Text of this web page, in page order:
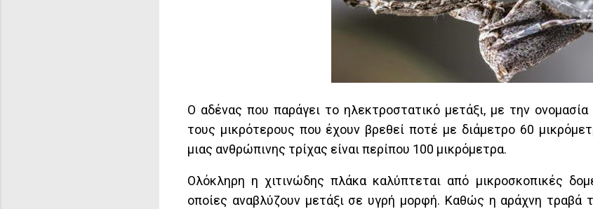
Ο αδένας που παράγει το ηλεκτροστατικό μετάξι, με την ονομασία
τους μικρότερους που έχουν βρεθεί ποτέ με διάμετρο 60
μιας ανθρώπινης τρίχας είναι περίπου 100 μικρόμετρα.
Oλόκληρη η χιτινώδης πλάκα καλύπτεται από μικροσκοπικές
οποίες αναβλύζουν μετάξι σε υγρή μορφή. Καθώς η αράχνη τραβά